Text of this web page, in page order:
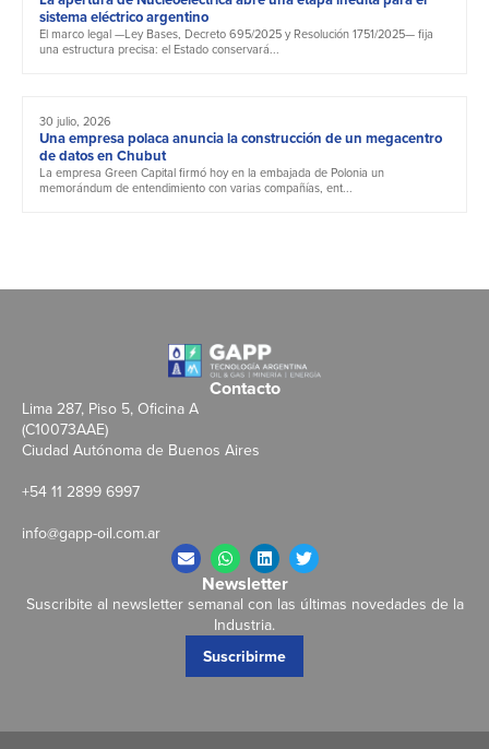
sistema eléctrico argentino
El marco legal —Ley Bases, Decreto 695/2025 y Resolución 1751/2025— fija
una estructura precisa: el Estado conservará...
30 julio, 2026
Una empresa polaca anuncia la construcción de un megacentro
de datos en Chubut
La empresa Green Capital firmó hoy en la embajada de Polonia un
memorándum de entendimiento con varias compañías, ent...
Contacto
Lima 287, Piso 5, Oficina A
(C10073AAE)
Ciudad Autónoma de Buenos Aires
+54 11 2899 6997
info@gapp-oil.com.ar
Newsletter
Suscribite al newsletter semanal con las últimas novedades de la
Industria.
Suscribirme